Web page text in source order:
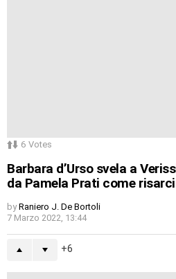
6 Votes
Barbara d’Urso svela a
da Pamela Prati come
by Raniero J. De Bortoli
7 Marzo 2022, 13:44
6